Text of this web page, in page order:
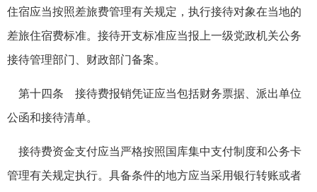
住宿应当按照差旅费管理有关规定，执行接待对象在当地的
差旅住宿费标准。接待开支标准应当报上一级党政机关公务
接待管理部门、财政部门备案。
第十四条 接待费报销凭证应当包括财务票据、派出单位
公函和接待清单。
接待费资金支付应当严格按照国库集中支付制度和公务卡
管理有关规定执行。具备条件的地方应当采用银行转账或者